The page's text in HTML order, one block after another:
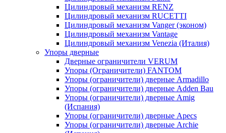
Цилиндровый механизм RENZ
Цилиндровый механизм RUCETTI
Цилиндровый механизм Vanger (эконом)
Цилиндровый механизм Vantage
Цилиндровый механизм Venezia (Италия)
Упоры дверные
Дверные ограничители VERUM
Упоры (Ограничители) FANTOM
Упоры (ограничители) дверные Armadillo
Упоры (ограничители) дверные Adden Bau
Упоры (ограничители) дверные Amig
(Испания)
Упоры (ограничители) дверные Apecs
Упоры (ограничители) дверные Archie